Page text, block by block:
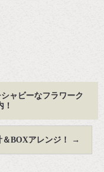
ャビーなフラワーク
！
BOXアレンジ！ →